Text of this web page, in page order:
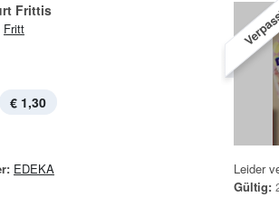
Frittis
Fritt
€ 1,30
EDEKA
Leider
Gültig: